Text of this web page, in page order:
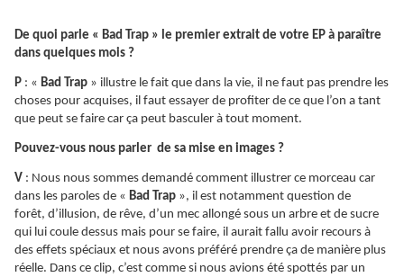
De quoi parle « Bad Trap » le premier extrait de votre EP à paraître
dans quelques mois ?
P : « Bad Trap » illustre le fait que dans la vie, il ne faut pas prendre les
choses pour acquises, il faut essayer de profiter de ce que l’on a tant
que peut se faire car ça peut basculer à tout moment.
Pouvez-vous nous parler de sa mise en images ?
V : Nous nous sommes demandé comment illustrer ce morceau car
dans les paroles de « Bad Trap », il est notamment question de
forêt, d’illusion, de rêve, d’un mec allongé sous un arbre et de sucre
qui lui coule dessus mais pour se faire, il aurait fallu avoir recours à
des effets spéciaux et nous avons préféré prendre ça de manière plus
réelle. Dans ce clip, c’est comme si nous avions été spottés par un